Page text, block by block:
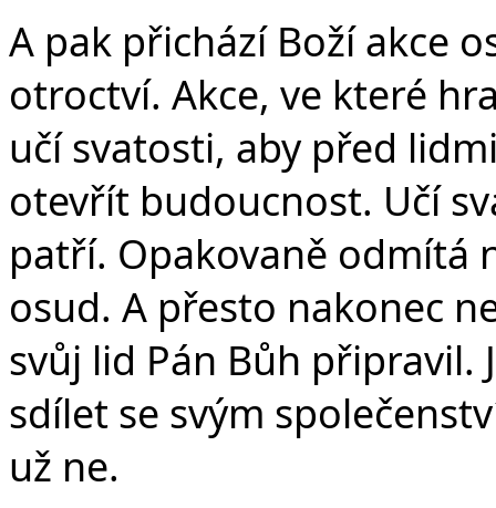
A pak přichází Boží akce
otroctví. Akce, ve které
učí svatosti, aby před
otevřít budoucnost. Učí
patří. Opakovaně odmítá
osud. A přesto nakonec
svůj lid Pán Bůh připravil.
sdílet se svým
už ne.